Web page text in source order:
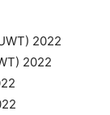
2022
2022